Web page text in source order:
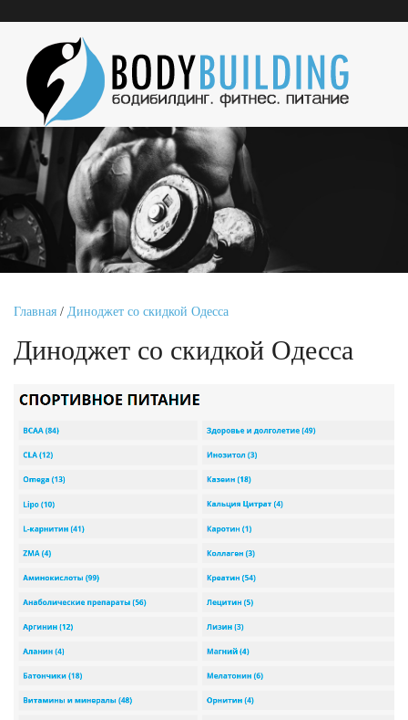
Главная / Диноджет со скидкой Одесса
Диноджет со скидкой Одесса